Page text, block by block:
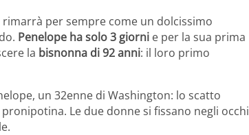
per sempre come un dolcissimo
Penelope ha solo 3 giorni e per la sua prima
la bisnonna di 92 anni: il loro primo
un 32enne di Washington: lo scatto
Le due donne si fissano negli occhi